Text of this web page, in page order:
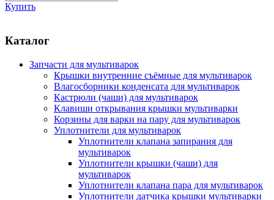
Купить
Каталог
Запчасти для мультиварок
Крышки внутренние съёмные для мультиварок
Влагосборники конденсата для мультиварок
Кастрюли (чаши) для мультиварок
Клавиши открывания крышки мультиварки
Корзины для варки на пару для мультиварок
Уплотнители для мультиварок
Уплотнители клапана запирания для
мультиварок
Уплотнители крышки (чаши) для
мультиварок
Уплотнители клапана пара для мультиварок
Уплотнители датчика крышки мультиварки